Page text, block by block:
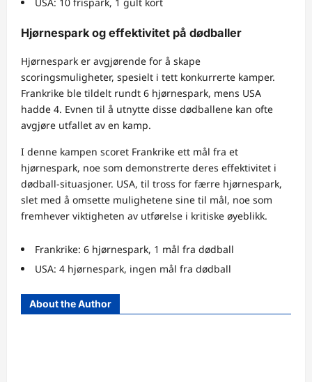
USA: 10 frispark, 1 gult kort
Hjørnespark og effektivitet på dødballer
Hjørnespark er avgjørende for å skape
scoringsmuligheter, spesielt i tett konkurrerte kamper.
Frankrike ble tildelt rundt 6 hjørnespark, mens USA
hadde 4. Evnen til å utnytte disse dødballene kan ofte
avgjøre utfallet av en kamp.
I denne kampen scoret Frankrike ett mål fra et
hjørnespark, noe som demonstrerte deres effektivitet i
dødball-situasjoner. USA, til tross for færre hjørnespark,
slet med å omsette mulighetene sine til mål, noe som
fremhever viktigheten av utførelse i kritiske øyeblikk.
Frankrike: 6 hjørnespark, 1 mål fra dødball
USA: 4 hjørnespark, ingen mål fra dødball
About the Author